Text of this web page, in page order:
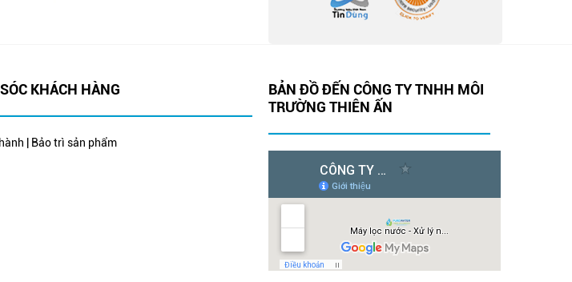
KHÁCH HÀNG
| Bảo trì sản phẩm
BẢN ĐỒ ĐẾN CÔNG TY TNHH MÔI
TRƯỜNG THIÊN ẤN